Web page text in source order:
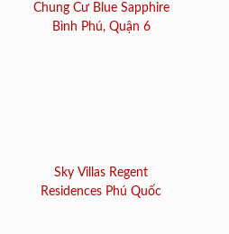
Chung Cư Blue Sapphire
Bình Phú, Quận 6
Sky Villas Regent
Residences Phú Quốc